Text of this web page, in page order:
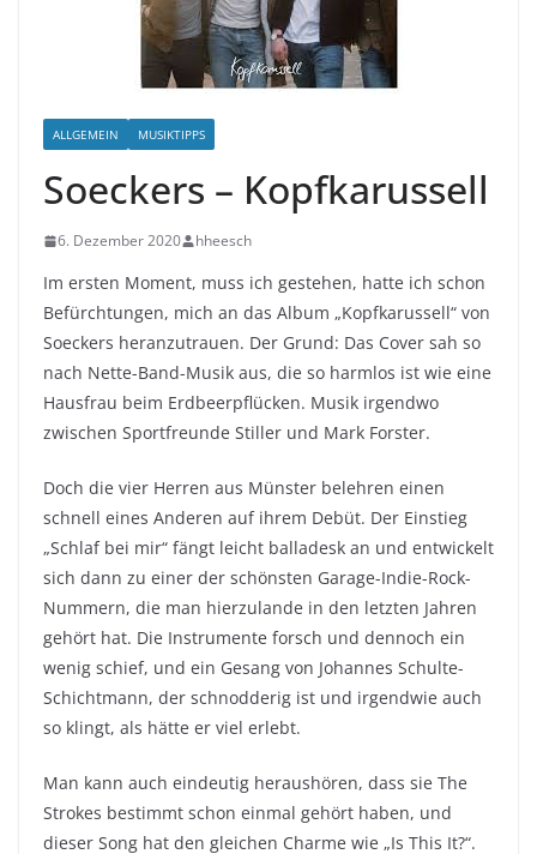
ALLGEMEIN MUSIKTIPPS
Soeckers – Kopfkarussell
6. Dezember 2020 hheesch
Im ersten Moment, muss ich gestehen, hatte ich schon
Befürchtungen, mich an das Album „Kopfkarussell“ von
Soeckers heranzutrauen. Der Grund: Das Cover sah so
nach Nette-Band-Musik aus, die so harmlos ist wie eine
Hausfrau beim Erdbeerpflücken. Musik irgendwo
zwischen Sportfreunde Stiller und Mark Forster.
Doch die vier Herren aus Münster belehren einen
schnell eines Anderen auf ihrem Debüt. Der Einstieg
„Schlaf bei mir“ fängt leicht balladesk an und entwickelt
sich dann zu einer der schönsten Garage-Indie-Rock-
Nummern, die man hierzulande in den letzten Jahren
gehört hat. Die Instrumente forsch und dennoch ein
wenig schief, und ein Gesang von Johannes Schulte-
Schichtmann, der schnodderig ist und irgendwie auch
so klingt, als hätte er viel erlebt.
Man kann auch eindeutig heraushören, dass sie The
Strokes bestimmt schon einmal gehört haben, und
dieser Song hat den gleichen Charme wie „Is This It?“.